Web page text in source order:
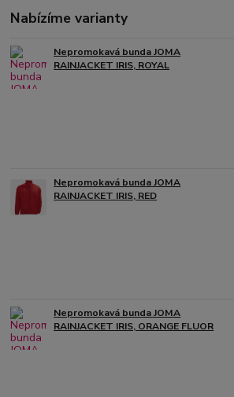
Nabízíme varianty
Nepromokavá bunda JOMA
RAINJACKET IRIS, ROYAL
Nepromokavá bunda JOMA
RAINJACKET IRIS, RED
Nepromokavá bunda JOMA
RAINJACKET IRIS, ORANGE FLUOR